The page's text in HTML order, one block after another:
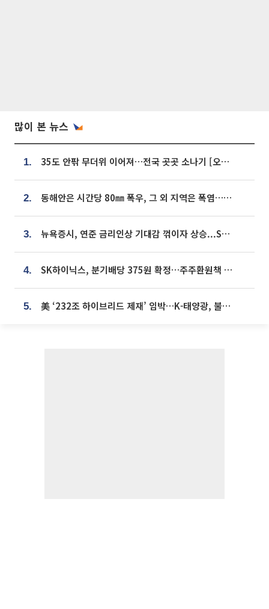
많이 본 뉴스
1. 35도 안팎 무더위 이어져…전국 곳곳 소나기 [오늘 날씨]
2. 동해안은 시간당 80㎜ 폭우, 그 외 지역은 폭염…‘극과 극 날씨’
3. 뉴욕증시, 연준 금리인상 기대감 꺾이자 상승...S&P500 사상 최고치 [종합]
4. SK하이닉스, 분기배당 375원 확정…주주환원책 9월로 앞당겨 발표
5. 美 ‘232조 하이브리드 제재’ 임박…K-태양광, 불확실성 털고 날개 다나